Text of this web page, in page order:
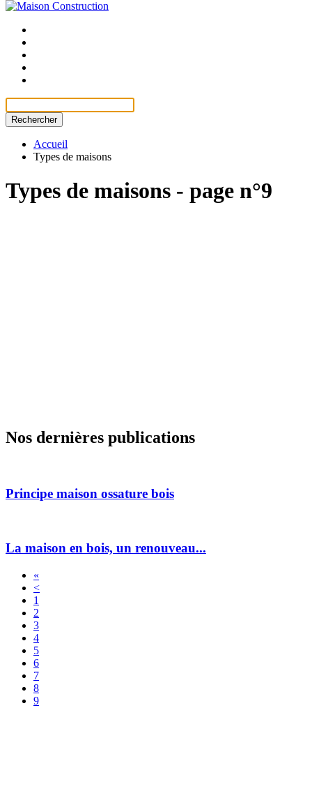
Rechercher
Accueil
Types de maisons
Types de maisons - page n°9
Nos dernières publications
Principe maison ossature bois
La maison en bois, un renouveau...
«
<
1
2
3
4
5
6
7
8
9